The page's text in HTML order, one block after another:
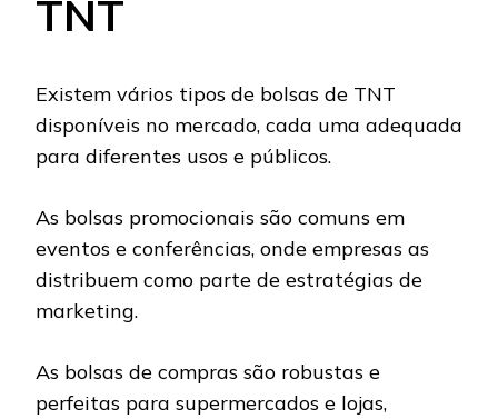
TNT
Existem vários tipos de bolsas de TNT
disponíveis no mercado, cada uma adequada
para diferentes usos e públicos.
As bolsas promocionais são comuns em
eventos e conferências, onde empresas as
distribuem como parte de estratégias de
marketing.
As bolsas de compras são robustas e
perfeitas para supermercados e lojas,